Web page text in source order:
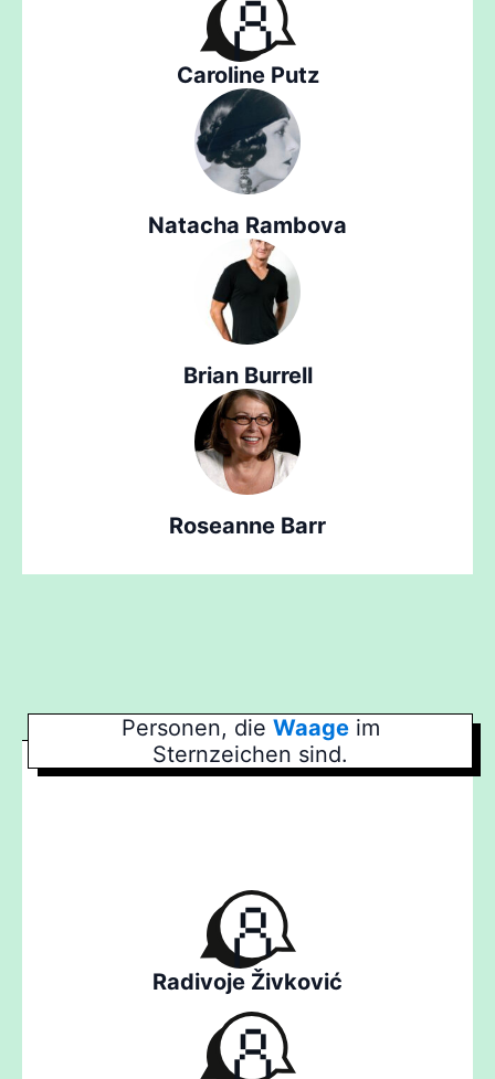
Caroline Putz
Natacha Rambova
Brian Burrell
Roseanne Barr
Personen, die Waage im
Sternzeichen sind.
Radivoje Živković